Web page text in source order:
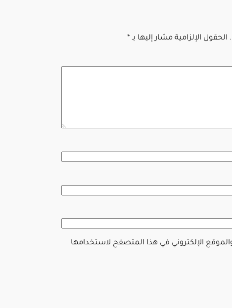
الحقول الإلزامية مشار إليها بـ *
الإلكتروني في هذا المتصفح لاستخدامها